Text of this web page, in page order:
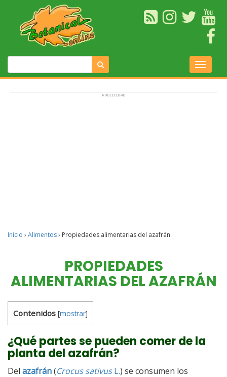
Inicio › Alimentos› Propiedades alimentarias del azafrán
PROPIEDADES
ALIMENTARIAS DEL AZAFRÁN
Contenidos [mostrar]
¿Qué partes se pueden comer de la
planta del azafrán?
Del azafrán(Crocus sativusL.) se consumen los